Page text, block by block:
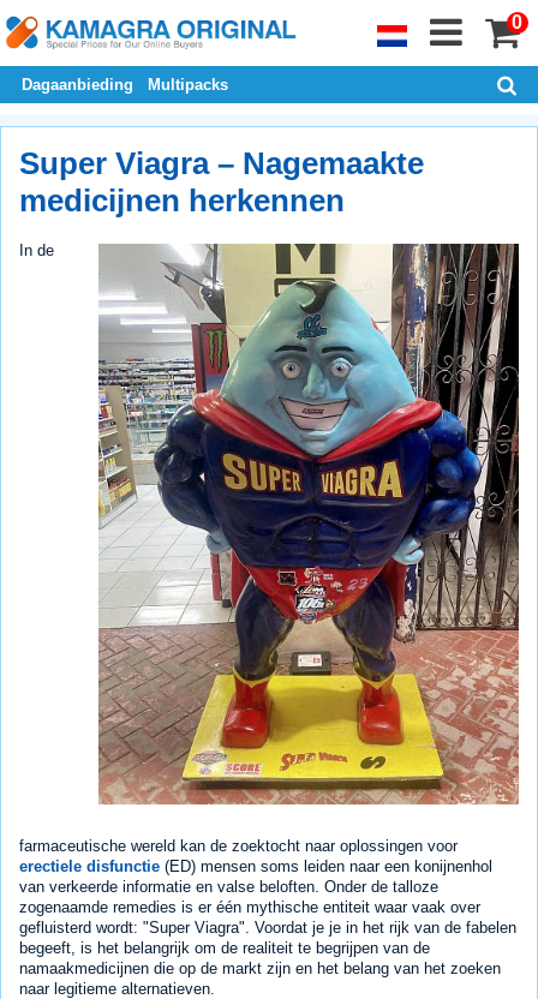
0
Dagaanbieding Multipacks
Super Viagra – Nagemaakte
medicijnen herkennen
In de
farmaceutische wereld kan de zoektocht naar oplossingen voor
erectiele disfunctie (ED) mensen soms leiden naar een konijnenhol
van verkeerde informatie en valse beloften. Onder de talloze
zogenaamde remedies is er één mythische entiteit waar vaak over
gefluisterd wordt: "Super Viagra". Voordat je je in het rijk van de fabelen
begeeft, is het belangrijk om de realiteit te begrijpen van de
namaakmedicijnen die op de markt zijn en het belang van het zoeken
naar legitieme alternatieven.